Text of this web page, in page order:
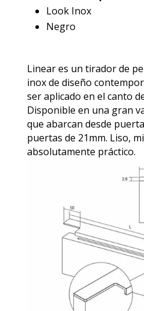
Look Inox
Negro
Linear es un tirador de
inox de diseño
ser aplicado en el canto
Disponible en una gran
que abarcan desde
puertas de 21mm. Liso,
absolutamente práctico.